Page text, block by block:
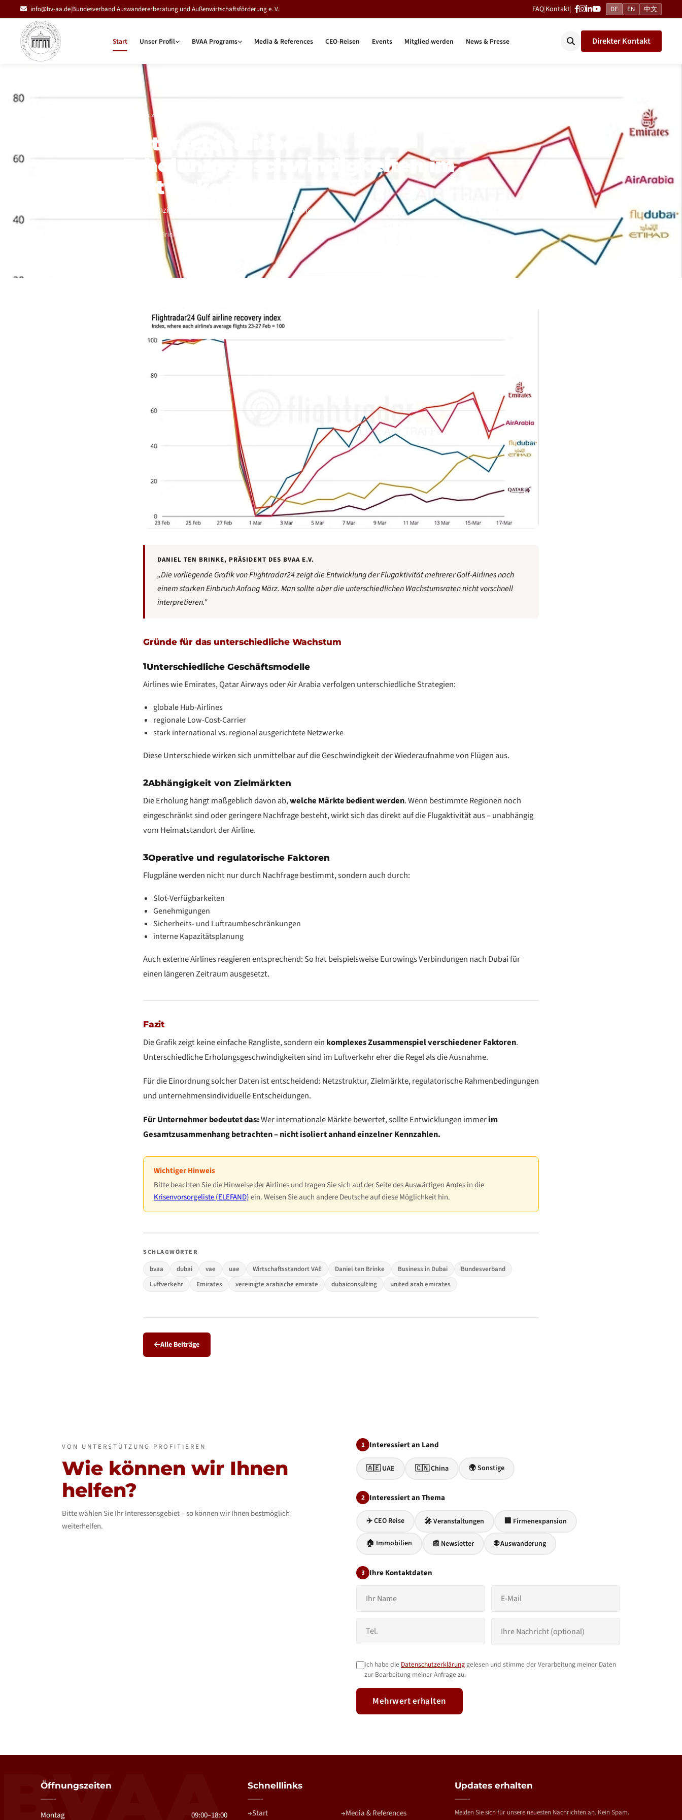
info@bv-aa.de|Bundesverband Auswandererberatung und Außenwirtschaftsförderung e. V. FAQ|Kontakt| DE EN 中文
Start Unser Profil BVAA Programs Media & References CEO-Reisen Events Mitglied werden News & Presse Direkter Kontakt
Zurück zu News & Presse
Unterschiedliche
Erholungsgeschwindigkeiten im
Luftverkehr
Ein differenziertes Bild – und noch längst keine Normalität!
Daniel ten Brinke
DANIEL TEN BRINKE, PRÄSIDENT DES BVAA E.V.
„Die vorliegende Grafik von Flightradar24 zeigt die Entwicklung der Flugaktivität mehrerer Golf-Airlines nach
einem starken Einbruch Anfang März. Man sollte aber die unterschiedlichen Wachstumsraten nicht vorschnell
interpretieren."
Gründe für das unterschiedliche Wachstum
1Unterschiedliche Geschäftsmodelle
Airlines wie Emirates, Qatar Airways oder Air Arabia verfolgen unterschiedliche Strategien:
globale Hub-Airlines
regionale Low-Cost-Carrier
stark international vs. regional ausgerichtete Netzwerke
Diese Unterschiede wirken sich unmittelbar auf die Geschwindigkeit der Wiederaufnahme von Flügen aus.
2Abhängigkeit von Zielmärkten
Die Erholung hängt maßgeblich davon ab,welche Märkte bedient werden. Wenn bestimmte Regionen noch
eingeschränkt sind oder geringere Nachfrage besteht, wirkt sich das direkt auf die Flugaktivität aus – unabhängig
vom Heimatstandort der Airline.
3Operative und regulatorische Faktoren
Flugpläne werden nicht nur durch Nachfrage bestimmt, sondern auch durch:
Slot-Verfügbarkeiten
Genehmigungen
Sicherheits- und Luftraumbeschränkungen
interne Kapazitätsplanung
Auch externe Airlines reagieren entsprechend: So hat beispielsweise Eurowings Verbindungen nach Dubai für
einen längeren Zeitraum ausgesetzt.
Fazit
Die Grafik zeigt keine einfache Rangliste, sondern ein komplexes Zusammenspiel verschiedener Faktoren.
Unterschiedliche Erholungsgeschwindigkeiten sind im Luftverkehr eher die Regel als die Ausnahme.
Für die Einordnung solcher Daten ist entscheidend: Netzstruktur, Zielmärkte, regulatorische Rahmenbedingungen
und unternehmensindividuelle Entscheidungen.
Für Unternehmer bedeutet das:Wer internationale Märkte bewertet, sollte Entwicklungen immerim
Gesamtzusammenhang betrachten – nicht isoliert anhand einzelner Kennzahlen.
Wichtiger Hinweis
Bitte beachten Sie die Hinweise der Airlines und tragen Sie sich auf der Seite des Auswärtigen Amtes in die
Krisenvorsorgeliste (ELEFAND)ein. Weisen Sie auch andere Deutsche auf diese Möglichkeit hin.
SCHLAGWÖRTER
bvaa dubai vae uae Wirtschaftsstandort VAE Daniel ten Brinke Business in Dubai
Bundesverband
Luftverkehr
Emirates vereinigte arabische emirate dubaiconsulting united arab emirates
Alle Beiträge
VON UNTERSTÜTZUNG PROFITIEREN
Wie können wir Ihnen
helfen?
Bitte wählen Sie Ihr Interessensgebiet – so können wir Ihnen bestmöglich
weiterhelfen.
1 Interessiert an Land
🇦🇪 UAE 🇨🇳 China 🌍 Sonstige
2 Interessiert an Thema
✈️ CEO Reise 🎤 Veranstaltungen 🏢 Firmenexpansion
🏠 Immobilien 📰 Newsletter 🌐 Auswanderung
3 Ihre Kontaktdaten
Ich habe die Datenschutzerklärung gelesen und stimme der Verarbeitung meiner Daten
zur Bearbeitung meiner Anfrage zu.
Mehrwert erhalten
BVAA
Öffnungszeiten
Montag 09:00–18:00
Schnelllinks
Start Media & References
Updates erhalten
Melden Sie sich für unsere neuesten Nachrichten an. Kein Spam.